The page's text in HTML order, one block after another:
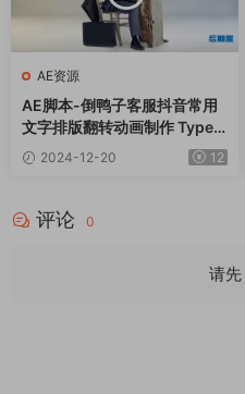
AE资源
AE脚本-倒鸭子客服抖音常用
文字排版翻转动画制作 TypeM
onkey v1.26+使用教程
2024-12-20 12
评论 0
请先